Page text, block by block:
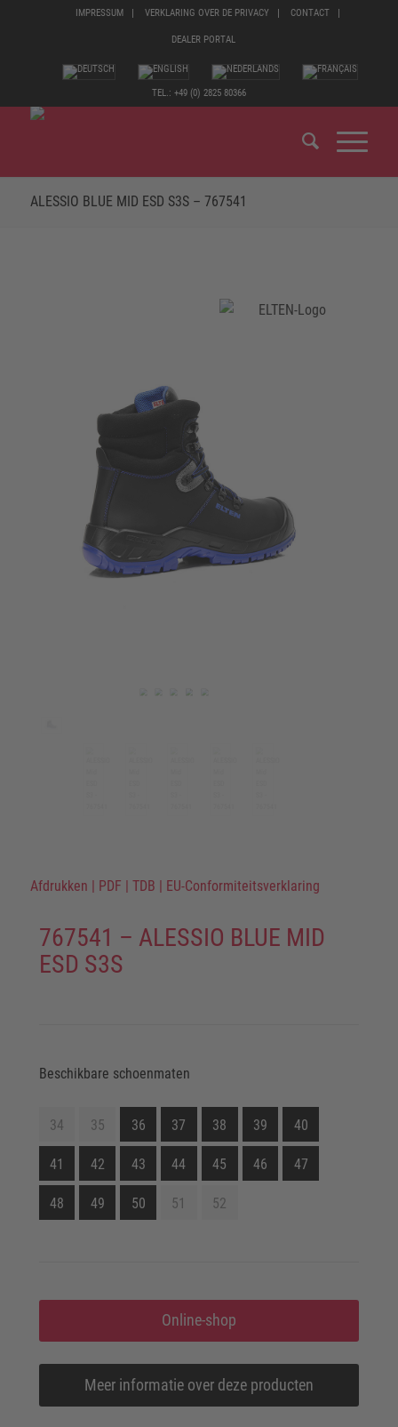
IMPRESSUM VERKLARING OVER DE PRIVACY CONTACT
DEALER PORTAL
TEL.: +49 (0) 2825 80366
ALESSIO BLUE MID ESD S3S – 767541
Afdrukken | PDF | TDB | EU-Conformiteitsverklaring
767541 – ALESSIO BLUE MID
ESD S3S
Beschikbare schoenmaten
34 35 36 37 38 39 40
41 42 43 44 45 46 47
48 49 50 51 52
Online-shop
Meer informatie over deze producten